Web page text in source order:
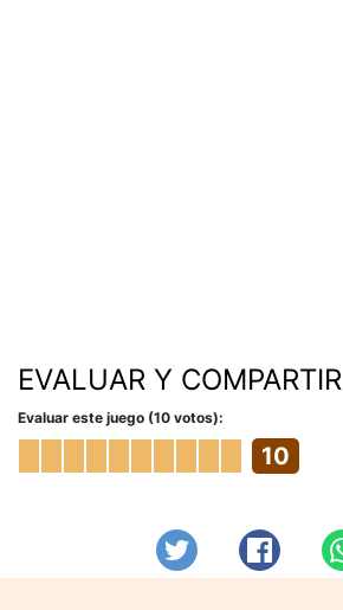
EVALUAR Y COMPARTIR
Evaluar este juego (10 votos):
10